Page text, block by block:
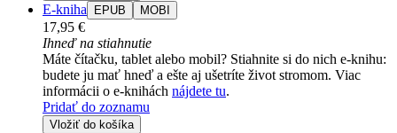
E-kniha EPUB MOBI
17,95 €
Ihneď na stiahnutie
Máte čítačku, tablet alebo mobil? Stiahnite si do nich e-knihu:
budete ju mať hneď a ešte aj ušetríte život stromom. Viac
informácii o e-knihách nájdete tu.
Pridať do zoznamu
Vložiť do košíka